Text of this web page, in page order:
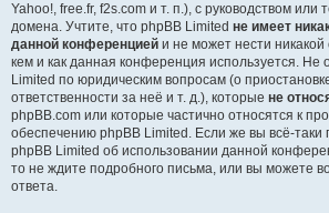
Yahoo!, free.fr, f2s.com и т. п.), с руководством или
домена. Учтите, что phpBB Limited не имеет
данной конференцией и не может нести никакой
кем и как данная конференция используется. Не
Limited по юридическим вопросам (о
ответственности за неё и т. д.), которые не
phpBB.com или которые частично относятся к
обеспечению phpBB Limited. Если же вы всё-
phpBB Limited об использовании данной
то не ждите подробного письма, или вы можете
ответа.